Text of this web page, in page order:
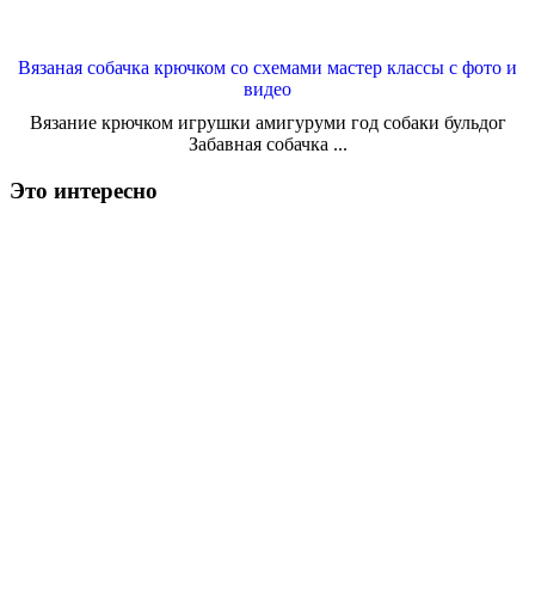
Вязаная собачка крючком со схемами мастер классы с фото и
видео
Вязание крючком игрушки амигуруми год собаки бульдог
Забавная собачка ...
Это интересно